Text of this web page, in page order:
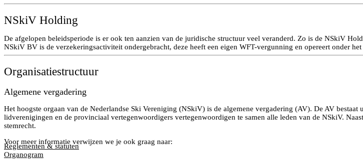
NSkiV Holding
De afgelopen beleidsperiode is er ook ten aanzien van de juridische structuur veel veranderd. Zo is de NSkiV
NSkiV BV is de verzekeringsactiviteit ondergebracht, deze heeft een eigen WFT-vergunning en opereert onder
Organisatiestructuur
Algemene vergadering
Het hoogste orgaan van de Nederlandse Ski Vereniging (NSkiV) is de algemene vergadering (AV). De AV
lidverenigingen en de provinciaal vertegenwoordigers vertegenwoordigen te samen alle leden van de NSkiV.
stemrecht.
Voor meer informatie verwijzen we je ook graag naar:
Reglementen & statuten
Organogram